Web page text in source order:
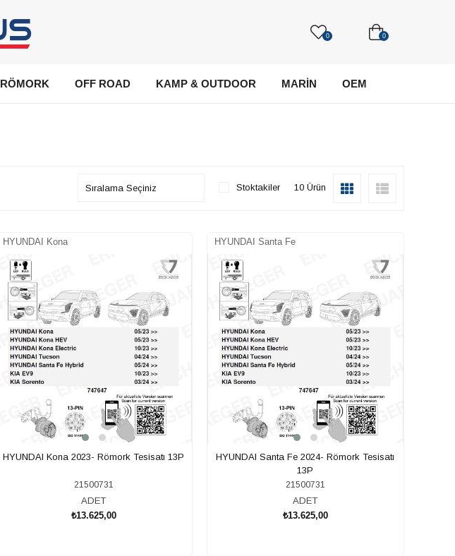
0 0
RÖMORK OFF ROAD KAMP & OUTDOOR MARİN OEM
Stoktakiler 10 Ürün
HYUNDAI Kona
HYUNDAI Kona 2023- Römork Tesisatı 13P
21500731
ADET
₺13.625,00
HYUNDAI Santa Fe
HYUNDAI Santa Fe 2024- Römork Tesisatı
13P
21500731
ADET
₺13.625,00